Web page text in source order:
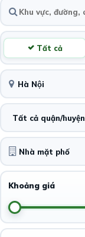
Tất cả
Hà Nội
Tất cả quận/huyện
Khoảng giá